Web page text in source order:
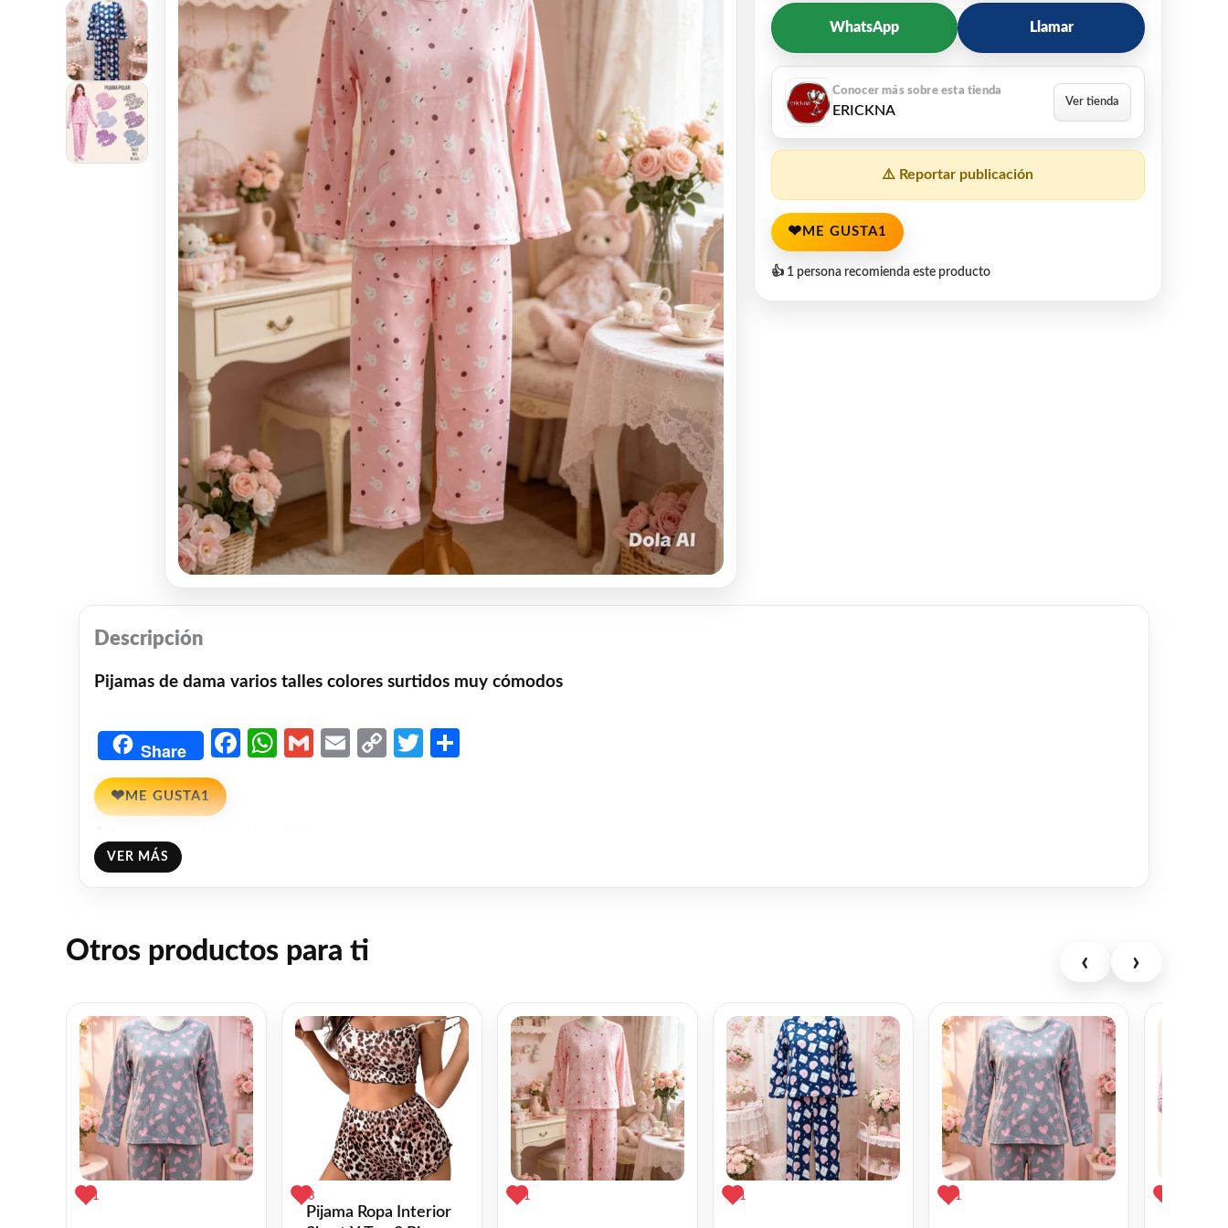
WhatsApp Llamar
ERICKNA
⚠️ Reportar publicación
❤ ME GUSTA1
👍 1 persona recomienda este producto
Descripción
Pijamas de dama varios talles colores surtidos muy cómodos
Share Facebook
WhatsApp
GmailEmailCopyTwitter
❤ME GUSTA1
VER MÁS
Otros productos para ti ‹ ›
1 3
Pijama Ropa Interior
1 1 1